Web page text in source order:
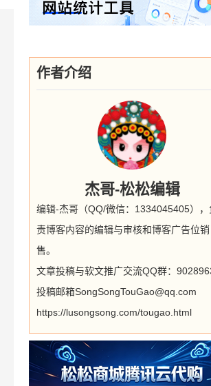
作者介绍
杰哥-松松编辑
编辑-杰哥（QQ/微信：1334045405），
责博客内容的编辑与审核和博客广告位销
售。
文章投稿与软文推广交流QQ群：
投稿邮箱SongSongTouGao@qq.com
https://lusongsong.com/tougao.html